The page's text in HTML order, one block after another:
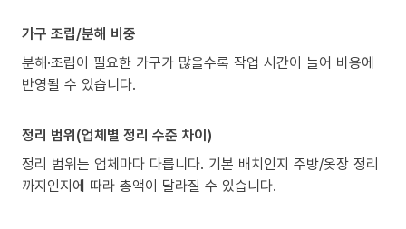
가구 조립/분해 비중
분해·조립이 필요한 가구가 많을수록 작업 시간이 늘어 비용에
반영될 수 있습니다.
정리 범위(업체별 정리 수준 차이)
정리 범위는 업체마다 다릅니다. 기본 배치인지 주방/옷장 정리
까지인지에 따라 총액이 달라질 수 있습니다.